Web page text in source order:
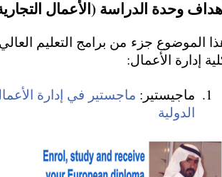
وحدة الدراسة (الأعمال
إدارة الأعمال:
ماجيستير: ماجستير في إدارة
الدولية